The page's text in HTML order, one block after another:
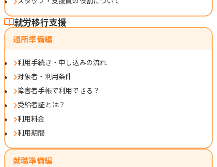
就労移行支援
通所準備編
利用手続き・申し込みの流れ
対象者・利用条件
障害者手帳で利用できる？
受給者証とは？
利用料金
利用期間
就職準備編